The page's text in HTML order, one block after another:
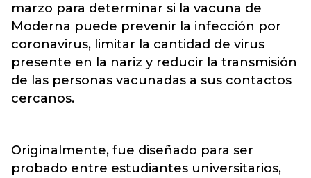
marzo para determinar si la vacuna de
Moderna puede prevenir la infección por
coronavirus, limitar la cantidad de virus
presente en la nariz y reducir la transmisión
de las personas vacunadas a sus contactos
cercanos.
Originalmente, fue diseñado para ser
probado entre estudiantes universitarios,